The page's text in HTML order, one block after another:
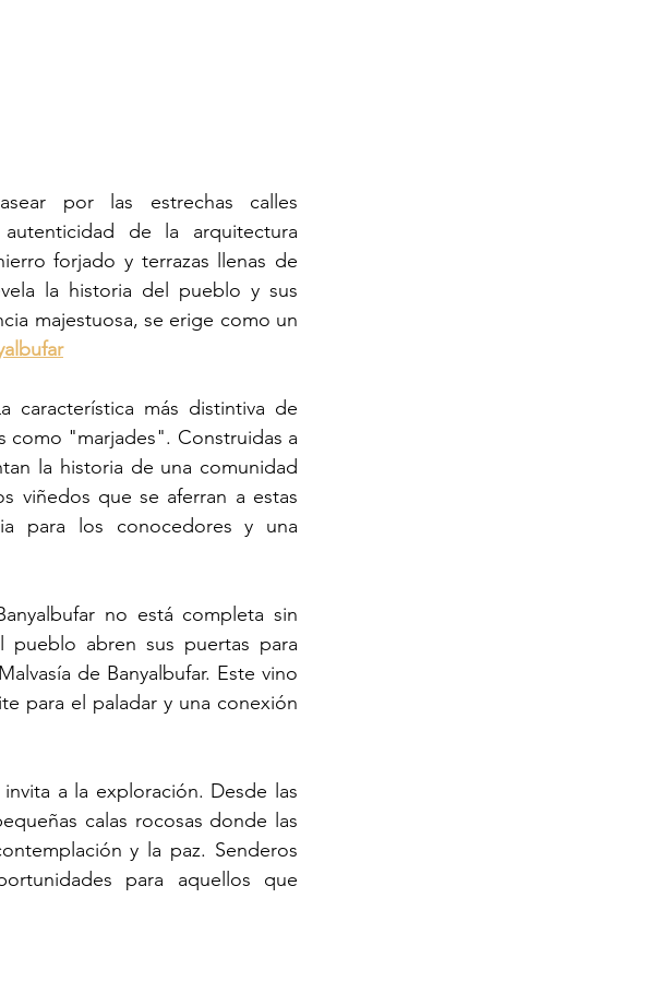
por las estrechas calles
de la arquitectura
forjado y terrazas llenas de
la historia del pueblo y sus
majestuosa, se erige como un
característica más distintiva de
como "marjades". Construidas a
la historia de una comunidad
viñedos que se aferran a estas
para los conocedores y una
no está completa sin
pueblo abren sus puertas para
de Banyalbufar. Este vino
para el paladar y una conexión
a la exploración. Desde las
calas rocosas donde las
y la paz. Senderos
para aquellos que